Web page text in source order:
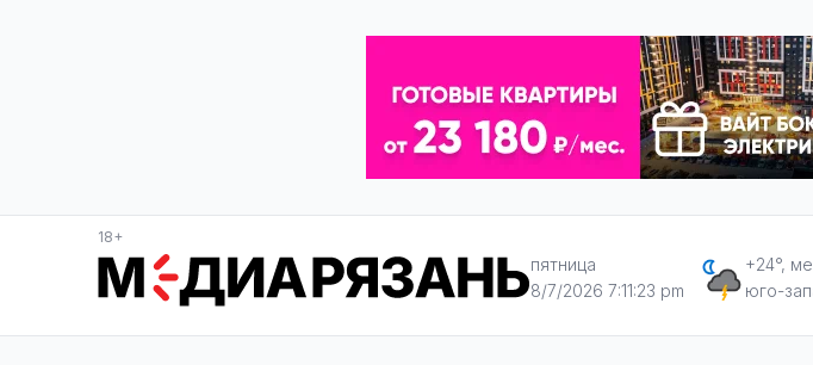
18+
пятница
8/7/2026 7:11:24 pm
+24°,
юго-